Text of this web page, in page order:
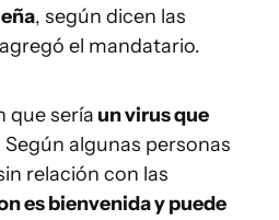
, según dicen las
el mandatario.
que sería un virus que
Según algunas personas
relación con las
es bienvenida y puede